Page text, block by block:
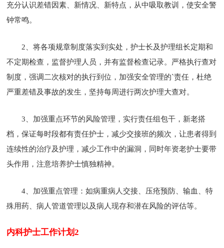
充分认识差错因素、新情况、新特点，从中吸取教训，使安全警
钟常鸣。
2、将各项规章制度落实到实处，护士长及护理组长定期和
不定期检查，监督护理人员，并有监督检查记录。严格执行查对
制度，强调二次核对的执行到位，加强安全管理的`责任，杜绝
严重差错及事故的发生，坚持每周进行两次护理大查对。
3、加强重点环节的风险管理，实行责任组包干，新老搭
档，保证每时段都有责任护士，减少交接班的频次，让患者得到
连续性的治疗及护理，减少工作中的漏洞，同时年资老护士要带
头作用，注意培养护士慎独精神。
4、加强重点管理：如病重病人交接、压疮预防、输血、特
殊用药、病人管道管理以及病人现存和潜在风险的评估等。
内科护士工作计划2